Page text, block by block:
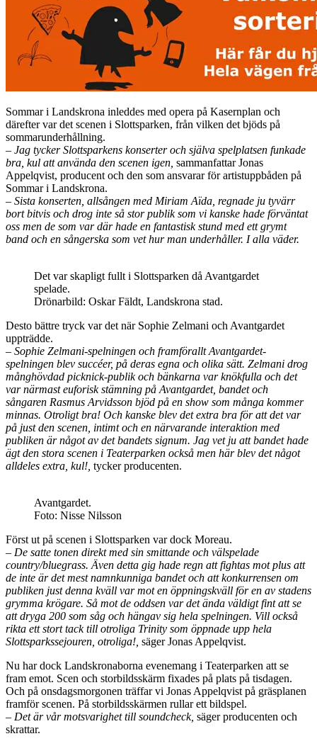
Sommar i Landskrona inleddes med opera på Kasernplan och
därefter var det scenen i Slottsparken, från vilken det bjöds på
sommarunderhållning.
– Jag tycker Slottsparkens konserter och själva spelplatsen funkade
bra, kul att använda den scenen igen, sammanfattar Jonas
Appelqvist, producent och den som ansvarar för artistuppbåden på
Sommar i Landskrona.
– Sista konserten, allsången med Miriam Aïda, regnade ju tyvärr
bort bitvis och drog inte så stor publik som vi kanske hade förväntat
oss men de som var där hade en fantastisk stund med ett grymt
band och en sångerska som vet hur man underhåller. I alla väder.
Det var skapligt fullt i Slottsparken då Avantgardet
spelade.
Drönarbild: Oskar Fäldt, Landskrona stad.
Desto bättre tryck var det när Sophie Zelmani och Avantgardet
uppträdde.
– Sophie Zelmani-spelningen och framförallt Avantgardet-
spelningen blev succéer, på deras egna och olika sätt. Zelmani drog
månghövdad picknick-publik och bänkarna var knökfulla och det
var närmast euforisk stämning på Avantgardet, bandet och
sångaren Rasmus Arvidsson bjöd på en show som många kommer
minnas. Otroligt bra! Och kanske blev det extra bra för att det var
på just den scenen, intimt och en närvarande interaktion med
publiken är något av det bandets signum. Jag vet ju att bandet hade
ägt den stora scenen i Teaterparken också men här blev det något
alldeles extra, kul!, tycker producenten.
Avantgardet.
Foto: Nisse Nilsson
Först ut på scenen i Slottsparken var dock Moreau.
– De satte tonen direkt med sin smittande och välspelade
country/bluegrass. Även detta gig hade regn att fightas mot plus att
de inte är det mest namnkunniga bandet och att konkurrensen om
publiken just denna kväll var mot en öppningskväll för en av stadens
grymma krögare. Så mot de oddsen var det ända väldigt fint att se
att dryga 200 som såg och hängav sig hela spelningen. Vill också
rikta ett stort tack till otroliga Trinity som öppnade upp hela
Slottsparkssejouren, otroliga!, säger Jonas Appelqvist.
Nu har dock Landskronaborna evenemang i Teaterparken att se
fram emot. Scen och storbildsskärm fixades på plats på tisdagen.
Och på onsdagsmorgonen träffar vi Jonas Appelqvist på gräsplanen
framför scenen. På storbildsskärmen rullar ett bildspel.
– Det är vår motsvarighet till soundcheck, säger producenten och
skrattar.